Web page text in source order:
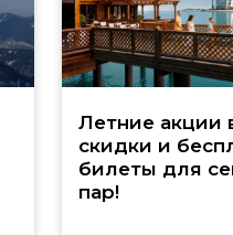
Летние акции
скидки и
билеты для
пар!